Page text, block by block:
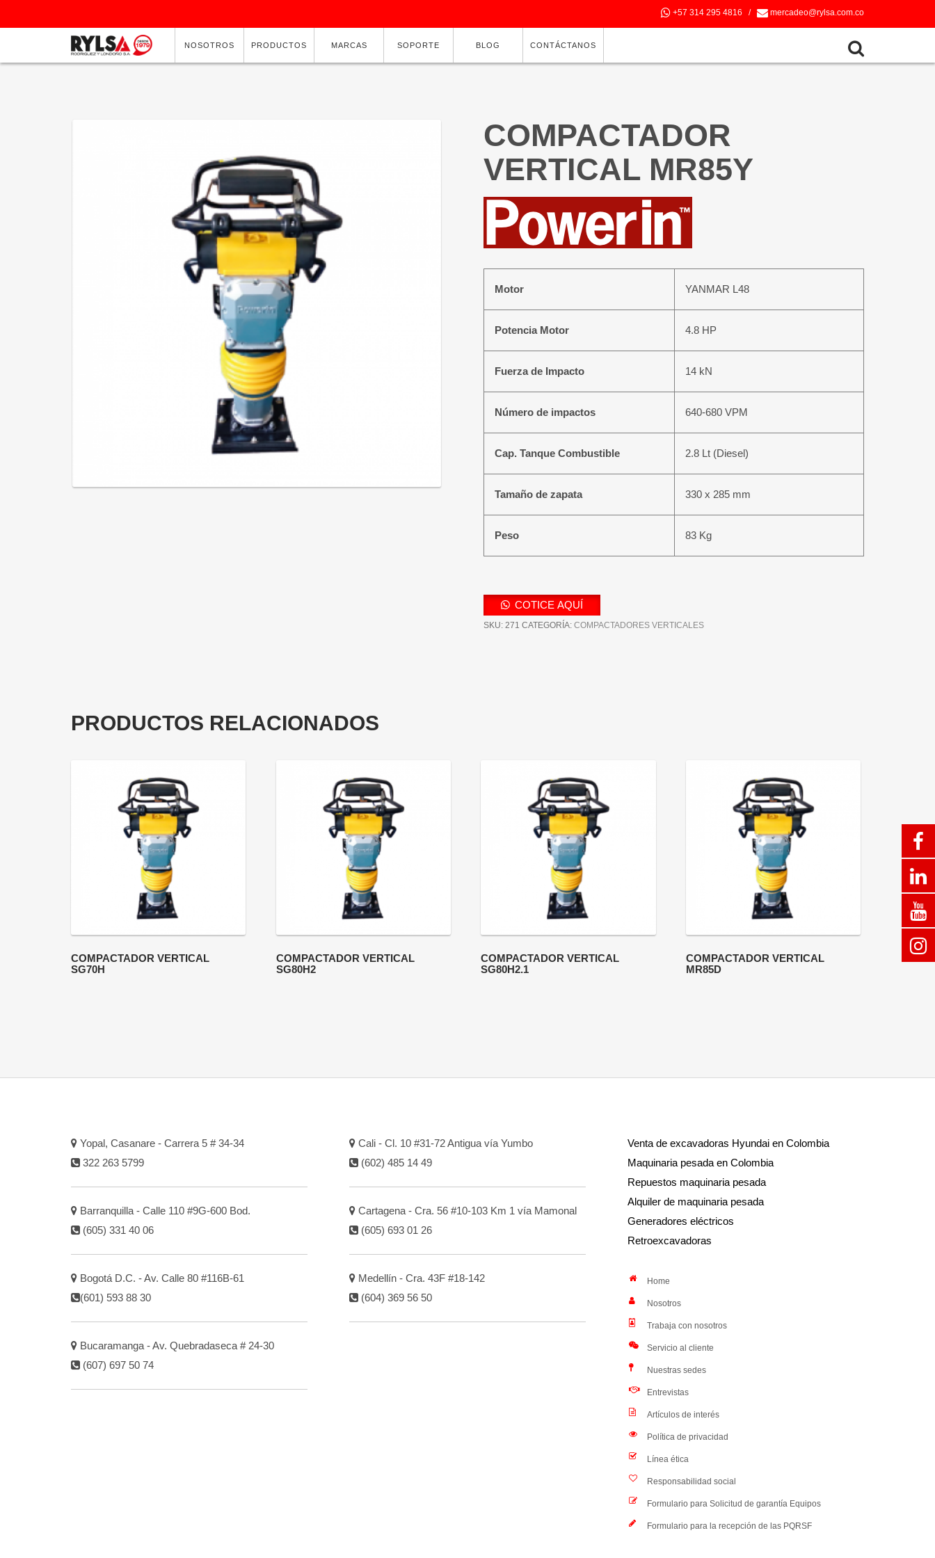
+57 314 295 4816 / mercadeo@rylsa.com.co
NOSOTROS PRODUCTOS MARCAS SOPORTE BLOG CONTÁCTANOS
COMPACTADOR
VERTICAL MR85Y
Motor YANMAR L48
Potencia Motor 4.8 HP
Fuerza de Impacto 14 kN
Número de impactos 640-680 VPM
Cap. Tanque Combustible 2.8 Lt (Diesel)
Tamaño de zapata 330 x 285 mm
Peso 83 Kg
COTICE AQUÍ
SKU: 271 CATEGORÍA: COMPACTADORES VERTICALES
PRODUCTOS RELACIONADOS
COMPACTADOR VERTICAL
SG70H
COMPACTADOR VERTICAL
SG80H2
COMPACTADOR VERTICAL
SG80H2.1
COMPACTADOR VERTICAL
MR85D
Yopal, Casanare - Carrera 5 # 34-34
322 263 5799
Barranquilla - Calle 110 #9G-600 Bod.
(605) 331 40 06
Bogotá D.C. - Av. Calle 80 #116B-61
(601) 593 88 30
Bucaramanga - Av. Quebradaseca # 24-30
(607) 697 50 74
Cali - Cl. 10 #31-72 Antigua vía Yumbo
(602) 485 14 49
Cartagena - Cra. 56 #10-103 Km 1 vía Mamonal
(605) 693 01 26
Medellín - Cra. 43F #18-142
(604) 369 56 50
Venta de excavadoras Hyundai en Colombia
Maquinaria pesada en Colombia
Repuestos maquinaria pesada
Alquiler de maquinaria pesada
Generadores eléctricos
Retroexcavadoras
Home
Nosotros
Trabaja con nosotros
Servicio al cliente
Nuestras sedes
Entrevistas
Artículos de interés
Política de privacidad
Línea ética
Responsabilidad social
Formulario para Solicitud de garantía Equipos
Formulario para la recepción de las PQRSF